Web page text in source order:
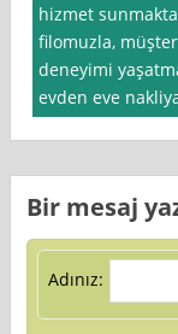
hizmet
filomuzla,
deneyimi
evden eve
Bir mesaj
Adınız: